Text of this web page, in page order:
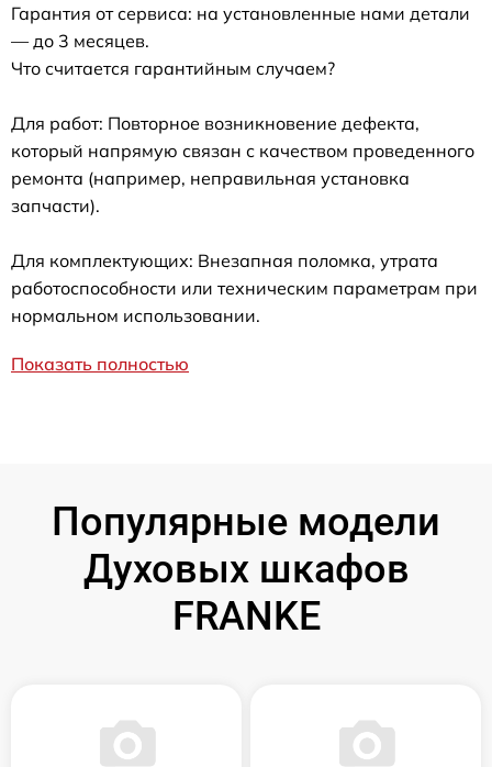
Гарантия от сервиса: на установленные нами детали
— до 3 месяцев.
Что считается гарантийным случаем?
Для работ: Повторное возникновение дефекта,
который напрямую связан с качеством проведенного
ремонта (например, неправильная установка
запчасти).
Для комплектующих: Внезапная поломка, утрата
работоспособности или техническим параметрам при
нормальном использовании.
Показать полностью
Популярные модели
Духовых шкафов
FRANKE